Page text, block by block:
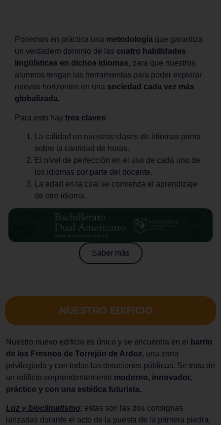
Ponemos en práctica una metodología que garantiza
un verdadero dominio de las cuatro habilidades
lingüísticas en dichos idiomas, para que nuestros
alumnos tengan las herramientas para poder explorar
nuevos horizontes en una sociedad cada vez más
globalizada.
Para esto hay tres claves:
La calidad en nuestras clases de idiomas prima
sobre la cantidad de horas.
El nivel de perfección en el uso de cada uno de
los idiomas por parte del docente.
La edad en la cual se comienza el aprendizaje
de otro idioma.
Saber más
NUESTRO EDIFICIO
Nuestro nuevo edificio es único y se encuentra en el
barrio
de los Fresnos de Torrejón de Ardoz, una zona
privilegiada y con todas las dotaciones públicas. Se trata de
un edificio sorprendentemente moderno, innovador,
práctico y con una estética futurista.
Luz y bioclimatismo: estas son las dos consignas
lanzadas durante el acto de la puesta de la primera piedra,